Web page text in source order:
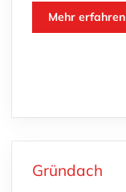
Mehr erfahren
Gründach